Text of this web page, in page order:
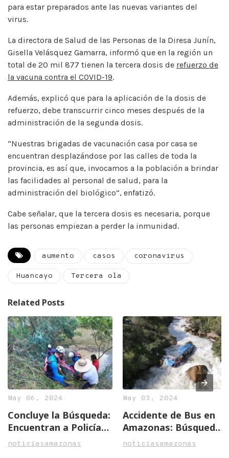
para estar preparados ante las nuevas variantes del
virus.
La directora de Salud de las Personas de la Diresa Junín,
Gisella Velásquez Gamarra, informó que en la región un
total de 20 mil 877 tienen la tercera dosis de refuerzo de
la vacuna contra el COVID-19.
Además, explicó que para la aplicación de la dosis de
refuerzo, debe transcurrir cinco meses después de la
administración de la segunda dosis.
“Nuestras brigadas de vacunación casa por casa se
encuentran desplazándose por las calles de toda la
provincia, es así que, invocamos a la población a brindar
las facilidades al personal de salud, para la
administración del biológico”, enfatizó.
Cabe señalar, que la tercera dosis es necesaria, porque
las personas empiezan a perder la inmunidad.
aumento casos coronavirus
Huancayo Tercera ola
Related Posts
May 06, 2024
Concluye la Búsqueda:
Encuentran a Policía
Héroe Tras Trágico
noticiasamazonas
May 03, 2024
Accidente de Bus en
Amazonas: Búsqueda
Activa de Oficial
noticiasamazonas